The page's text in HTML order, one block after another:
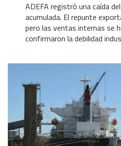
ADEFA registró una caída
acumulada. El repunte
pero las ventas internas se
confirmaron la debilidad